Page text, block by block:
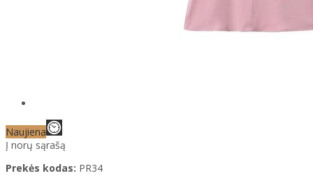
Naujiena
Į norų sąrašą
Prekės kodas: PR34